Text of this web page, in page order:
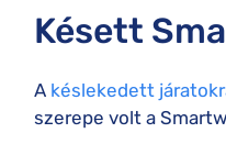
Késett
A késlekedett
szerepe volt a